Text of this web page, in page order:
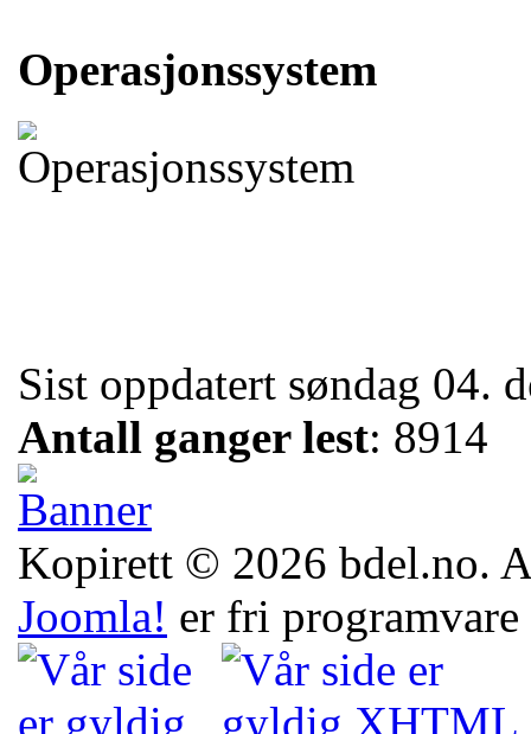
Operasjonssystem
Sist oppdatert søndag 04.
Antall ganger lest: 8914
Kopirett © 2026 bdel.no.
Joomla! er fri